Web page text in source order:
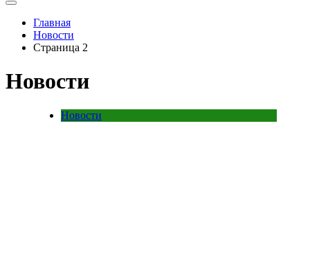
Главная
Новости
Страница 2
Новости
Новости